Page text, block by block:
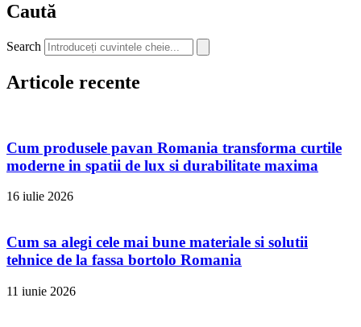
Caută
Search
Articole recente
Cum produsele pavan Romania transforma curtile
moderne in spatii de lux si durabilitate maxima
16 iulie 2026
Cum sa alegi cele mai bune materiale si solutii
tehnice de la fassa bortolo Romania
11 iunie 2026